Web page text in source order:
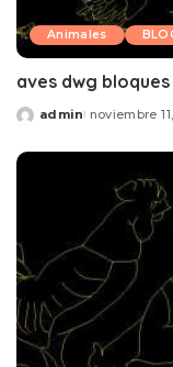
Animales
aves dwg
Posted
admin noviembre